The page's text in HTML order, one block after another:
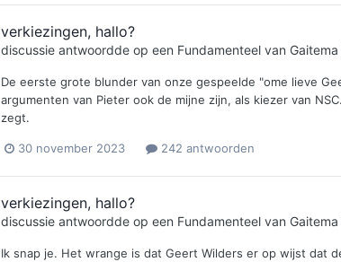
verkiezingen, hallo?
discussie antwoordde op een Fundamenteel van Gaitema
De eerste grote blunder van onze gespeelde "ome lieve
argumenten van Pieter ook de mijne zijn, als kiezer van
zegt.
30 november 2023 242 antwoorden
verkiezingen, hallo?
discussie antwoordde op een Fundamenteel van Gaitema
Ik snap je. Het wrange is dat Geert Wilders er op wijst dat